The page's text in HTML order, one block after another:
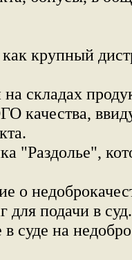
крупный
складах
ввиду
"Раздолье",
о
для подачи в суд.
суде на